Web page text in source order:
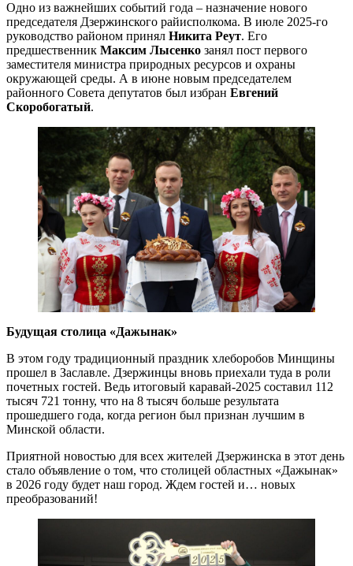
Одно из важнейших событий года – назначение нового
председателя Дзержинского райисполкома. В июле 2025-го
руководство районом принял Никита Реут. Его
предшественник Максим Лысенко занял пост первого
заместителя министра природных ресурсов и охраны
окружающей среды. А в июне новым председателем
районного Совета депутатов был избран Евгений
Скоробогатый.
Будущая столица «Дажынак»
В этом году традиционный праздник хлеборобов Минщины
прошел в Заславле. Дзержинцы вновь приехали туда в роли
почетных гостей. Ведь итоговый каравай-2025 составил 112
тысяч 721 тонну, что на 8 тысяч больше результата
прошедшего года, когда регион был признан лучшим в
Минской области.
Приятной новостью для всех жителей Дзержинска в этот день
стало объявление о том, что столицей областных «Дажынак»
в 2026 году будет наш город. Ждем гостей и… новых
преобразований!